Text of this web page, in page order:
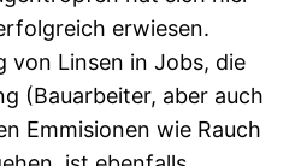
erwiesen.
von Linsen in Jobs, die
(Bauarbeiter, aber auch
Emmisionen wie Rauch